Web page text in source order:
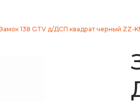
Замок 138 GTV д/ДСП квадрат черный ZZ-